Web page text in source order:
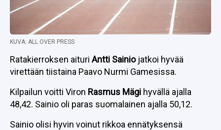
KUVA: ALL OVER PRESS
Ratakierroksen aituri Antti Sainiojatkoi hyvää
virettään tiistaina Paavo Nurmi Gamesissa.
Kilpailun voitti Viron Rasmus Mägi hyvällä ajalla
48,42. Sainio oli paras suomalainen ajalla 50,12.
Sainio olisi hyvin voinut rikkoa ennätyksensä